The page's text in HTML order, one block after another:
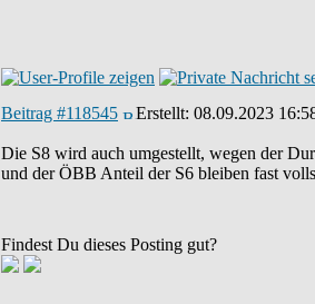
Beitrag #118545 Erstellt: 08.09.2023
Die S8 wird auch umgestellt, wegen der
und der ÖBB Anteil der S6 bleiben fast
Findest Du dieses Posting gut?